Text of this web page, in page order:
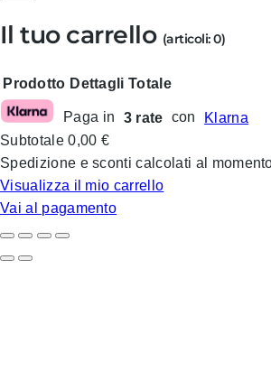
Il tuo carrello (articoli: 0)
Prodotti
nel
carrello
Prodotto Dettagli Totale
Paga in 3 rate con
Klarna
Subtotale0,00 €
Spedizione e sconti calcolati al
Visualizza il mio carrello
Vai al pagamento